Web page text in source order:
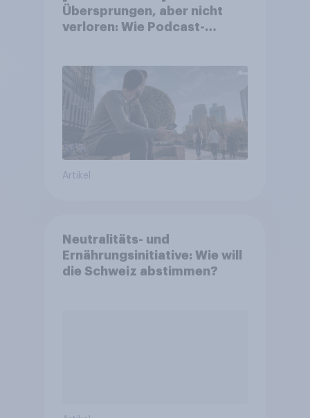
Übersprungen, aber nicht
verloren: Wie Podcast-
Artikel
Neutralitäts- und
Ernährungsinitiative: Wie will
die Schweiz abstimmen?